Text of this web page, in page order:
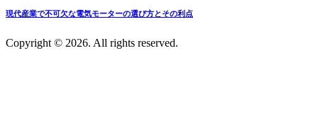
現代産業で不可欠な電気モーターの選び方とその利点
Copyright © 2026. All rights reserved.